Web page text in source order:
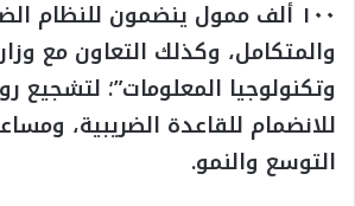
١٠٠ ألف ممول ينضمون للنظام
والمتكامل، وكذلك التعاون مع
وتكنولوجيا المعلومات”؛ لتشجيع
للانضمام للقاعدة الضريبية،
التوسع والنمو.